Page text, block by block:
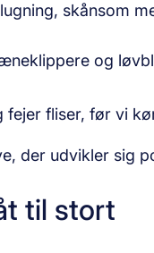
skånsom
og
fejer fliser, før vi
der udvikler sig
til stort